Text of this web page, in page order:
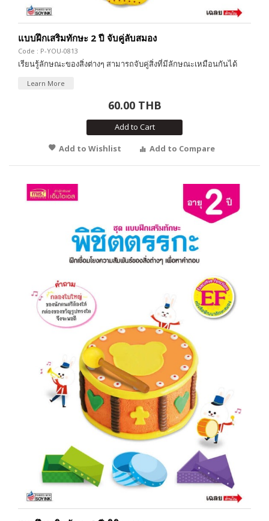
แบบฝึกเสริมทักษะ 2 ปี จับคู่ลับสมอง
Code : P-YOU-0813
เรียนรู้ลักษณะของสิ่งต่างๆ สามารถจับคู่สิ่งที่มีลักษณะเหมือนกันได้
Learn More
60.00 THB
Add to Cart
Add to Wishlist
Add to Compare